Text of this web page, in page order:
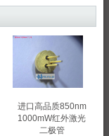
进口高品质850nm
1000mW红外激光
二极管